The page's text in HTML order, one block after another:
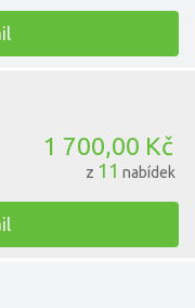
1 700,00 Kč
z 11 nabídek